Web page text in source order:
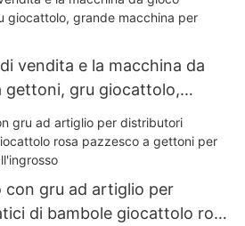
vendita e la macchina da
gettoni, gru giocattolo,
artigli per adulti
con gru ad artiglio per
di bambole giocattolo rosa